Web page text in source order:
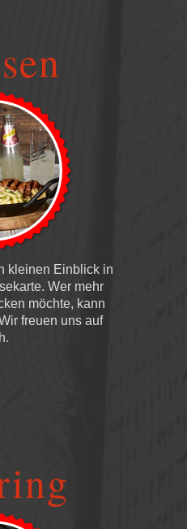
kleinen Einblick in
Wer mehr
möchte, kann
freuen uns auf